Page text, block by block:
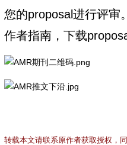
您的proposal进行评审
作者指南，下载
转载本文请联系原作者获取授权，